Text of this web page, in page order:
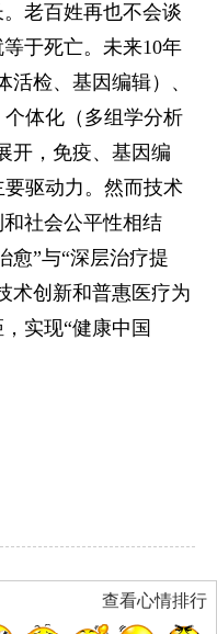
老百姓再也不会谈
于死亡。未来10年
活检、基因编辑）、
体化（多组学分析
开，免疫、基因编
驱动力。然而技术
社会公平性相结
愈”与“深层治疗提
术创新和普惠医疗为
实现“健康中国
查看心情排行